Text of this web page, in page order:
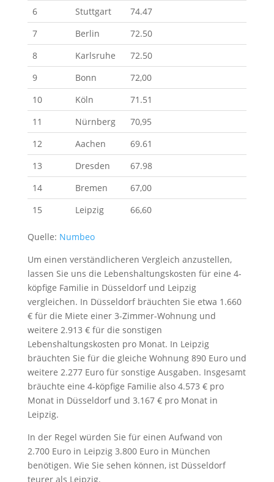
6
Stuttgart
74.47
7
Berlin
72.50
8
Karlsruhe
72.50
9
Bonn
72,00
10
Köln
71.51
11
Nürnberg
70,95
12
Aachen
69.61
13
Dresden
67.98
14
Bremen
67,00
15
Leipzig 66,60
Quelle: Numbeo
Um einen verständlicheren Vergleich anzustellen,
lassen Sie uns die Lebenshaltungskosten für eine 4-
köpfige Familie in Düsseldorf und Leipzig
vergleichen. In Düsseldorf bräuchten Sie etwa 1.660
€ für die Miete einer 3-Zimmer-Wohnung und
weitere 2.913 € für die sonstigen
Lebenshaltungskosten pro Monat. In Leipzig
bräuchten Sie für die gleiche Wohnung 890 Euro und
weitere 2.277 Euro für sonstige Ausgaben. Insgesamt
bräuchte eine 4-köpfige Familie also 4.573 € pro
Monat in Düsseldorf und 3.167 € pro Monat in
Leipzig.
In der Regel würden Sie für einen Aufwand von
2.700 Euro in Leipzig 3.800 Euro in München
benötigen. Wie Sie sehen können, ist Düsseldorf
teurer als Leipzig.